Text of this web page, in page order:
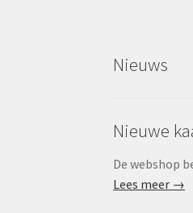
Nieuws
Nieuwe
De webshop
Lees meer →